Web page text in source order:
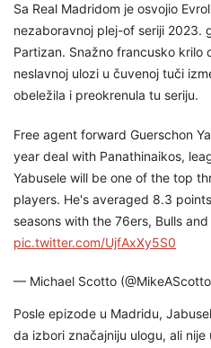
Sa Real Madridom je osvojio
nezaboravnoj plej-of seriji 2023.
Partizan. Snažno francusko krilo
neslavnoj ulozi u čuvenoj tuči
obeležila i preokrenula tu seriju.
Free agent forward Guerschon
year deal with Panathinaikos,
Yabusele will be one of the top
players. He's averaged 8.3
seasons with the 76ers, Bulls
pic.twitter.com/UjfAxXy5S0
— Michael Scotto
Posle epizode u Madridu,
da izbori značajniju ulogu, ali